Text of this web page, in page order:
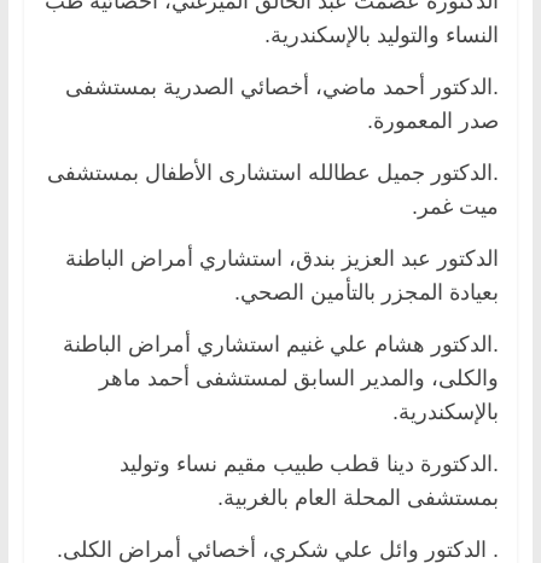
النساء والتوليد بالإسكندرية.
.الدكتور أحمد ماضي، أخصائي الصدرية بمستشفى
صدر المعمورة.
.الدكتور جميل عطالله استشارى الأطفال بمستشفى
ميت غمر.
الدكتور عبد العزيز بندق، استشاري أمراض الباطنة
بعيادة المجزر بالتأمين الصحي.
.الدكتور هشام علي غنيم استشاري أمراض الباطنة
والكلى، والمدير السابق لمستشفى أحمد ماهر
بالإسكندرية.
.الدكتورة دينا قطب طبيب مقيم نساء وتوليد
بمستشفى المحلة العام بالغربية.
. الدكتور وائل علي شكري، أخصائي أمراض الكلى.